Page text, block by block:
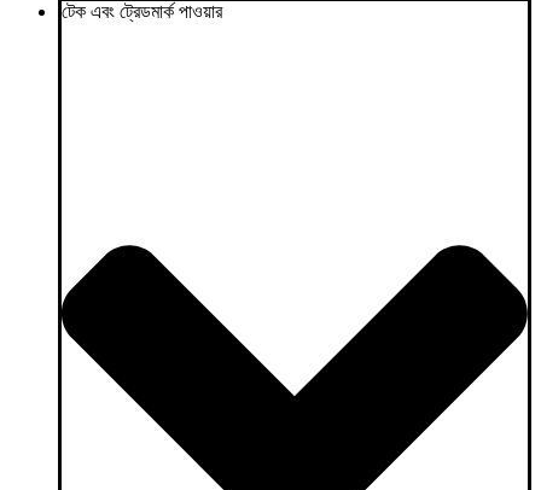
টেক এবং ট্রেডমার্ক পাওয়ার